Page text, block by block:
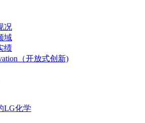
况
域
绩
（开放式创新)
LG化学